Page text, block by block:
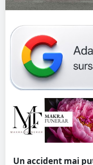
Un accident mai